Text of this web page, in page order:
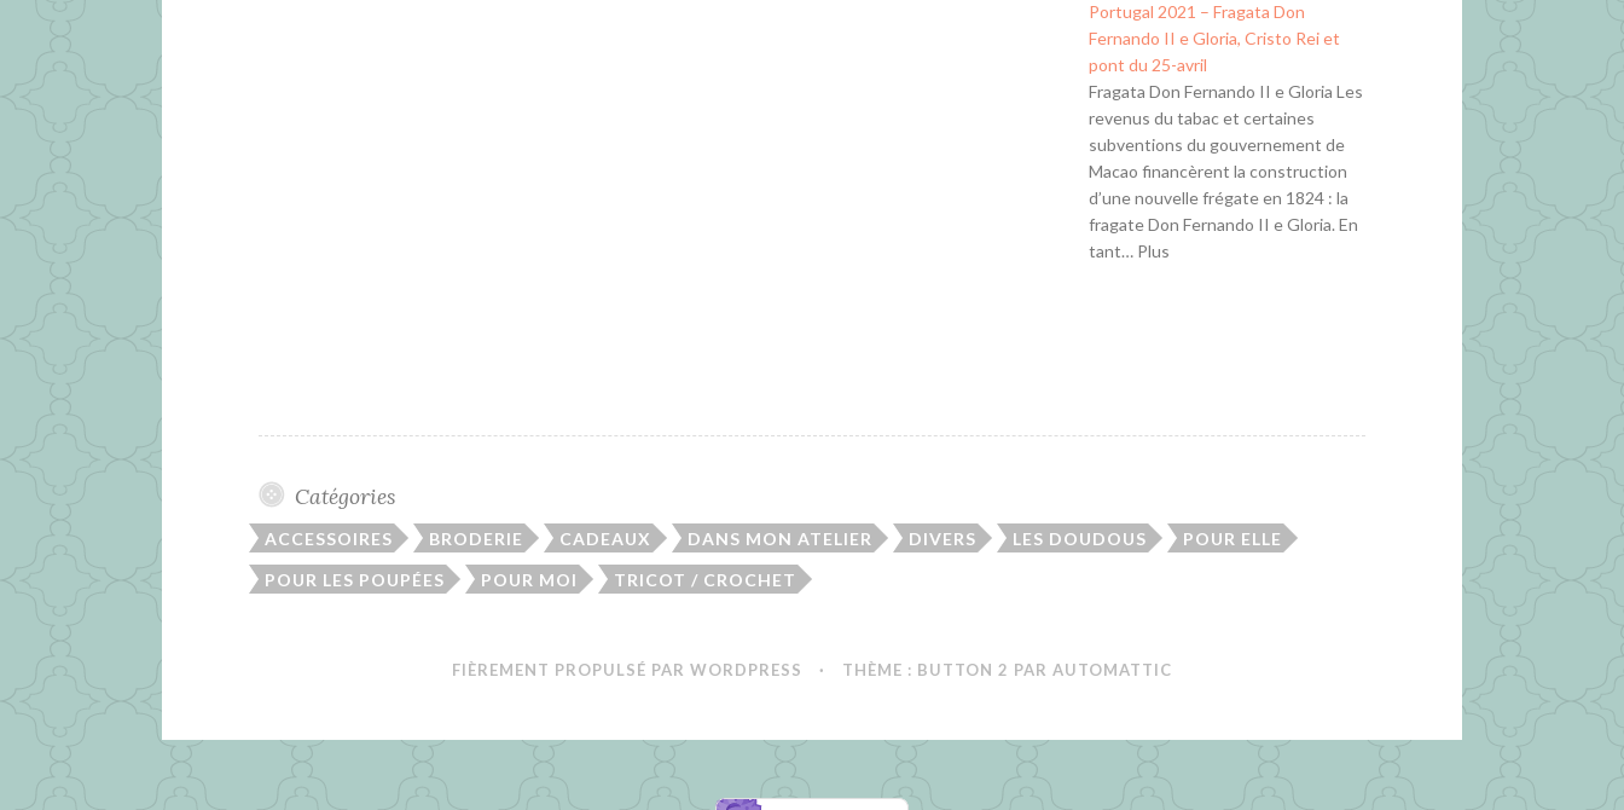
Portugal 2021 – Fragata Don
Fernando II e Gloria, Cristo Rei et
pont du 25-avril
Fragata Don Fernando II e Gloria Les
revenus du tabac et certaines
subventions du gouvernement de
Macao financèrent la construction
d’une nouvelle frégate en 1824 : la
fragate Don Fernando II e Gloria. En
tant… Plus
Catégories
ACCESSOIRES BRODERIE CADEAUX DANS MON ATELIER DIVERS LES DOUDOUS POUR ELLE
POUR LES POUPÉES POUR MOI TRICOT / CROCHET
FIÈREMENT PROPULSÉ PAR WORDPRESS · THÈME : BUTTON 2 PAR AUTOMATTIC